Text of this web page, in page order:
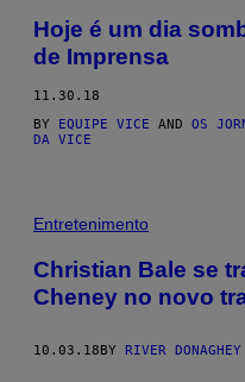
Hoje é um dia
de Imprensa
11.30.18
BY
EQUIPE VICE AND OS
DA VICE
Entretenimento
Christian Bale se
Cheney no novo
10.03.18BY RIVER DONAGHEY